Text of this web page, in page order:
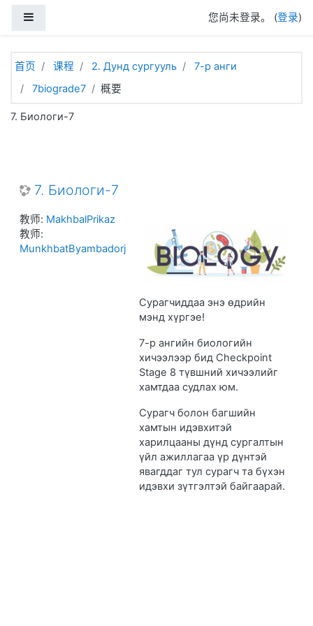
您尚未登录。 (登录)
首页 课程 2. Дунд сургууль
7-р анги
7biograde7
概要
7. Биологи-7
7. Биологи-7
Сурагчиддаа энэ өдрийн
мэнд хүргэе!
7-р ангийн биологийн
хичээлээр бид Checkpoint
Stage 8 түвшний хичээлийг
хамтдаа судлах юм.
Сурагч болон багшийн
хамтын идэвхитэй
харилцааны дүнд сургалтын
үйл ажиллагаа үр дүнтэй
явагддаг тул сурагч та бүхэн
идэвхи зүтгэлтэй байгаарай.
教师: MakhbalPrikaz
教师:
MunkhbatByambadorj